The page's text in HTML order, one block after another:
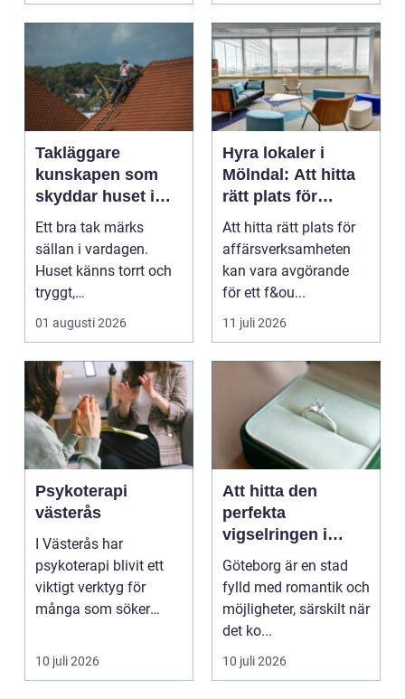
Takläggare
kunskapen som
skyddar huset i
längden
Ett bra tak märks
sällan i vardagen.
Huset känns torrt och
tryggt,
inomhusklimatet
fungerar och ener...
01 augusti 2026
Hyra lokaler i
Mölndal: Att hitta
rätt plats för
affärsverksamhete
Att hitta rätt plats för
affärsverksamheten
kan vara avgörande
för ett f&ou...
11 juli 2026
Psykoterapi
västerås
I Västerås har
psykoterapi blivit ett
viktigt verktyg för
många som söker
välmående i liv...
10 juli 2026
Att hitta den
perfekta
vigselringen i
Göteborg
Göteborg är en stad
fylld med romantik och
möjligheter, särskilt när
det ko...
10 juli 2026